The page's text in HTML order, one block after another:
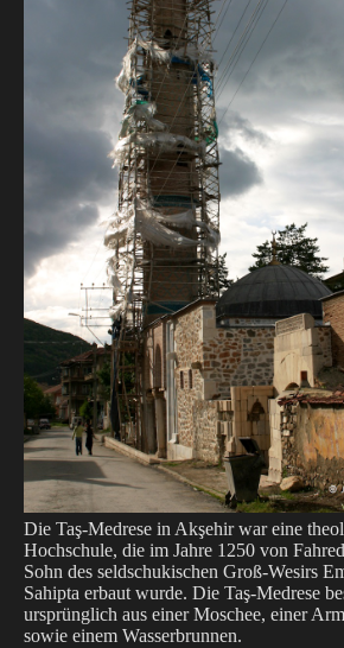
Die Taş-Medrese in Akşehir war eine
Hochschule, die im Jahre 1250 von
Sohn des seldschukischen Groß-Wesirs
Sahipta erbaut wurde. Die Taş-Medrese
ursprünglich aus einer Moschee, einer
sowie einem Wasserbrunnen.